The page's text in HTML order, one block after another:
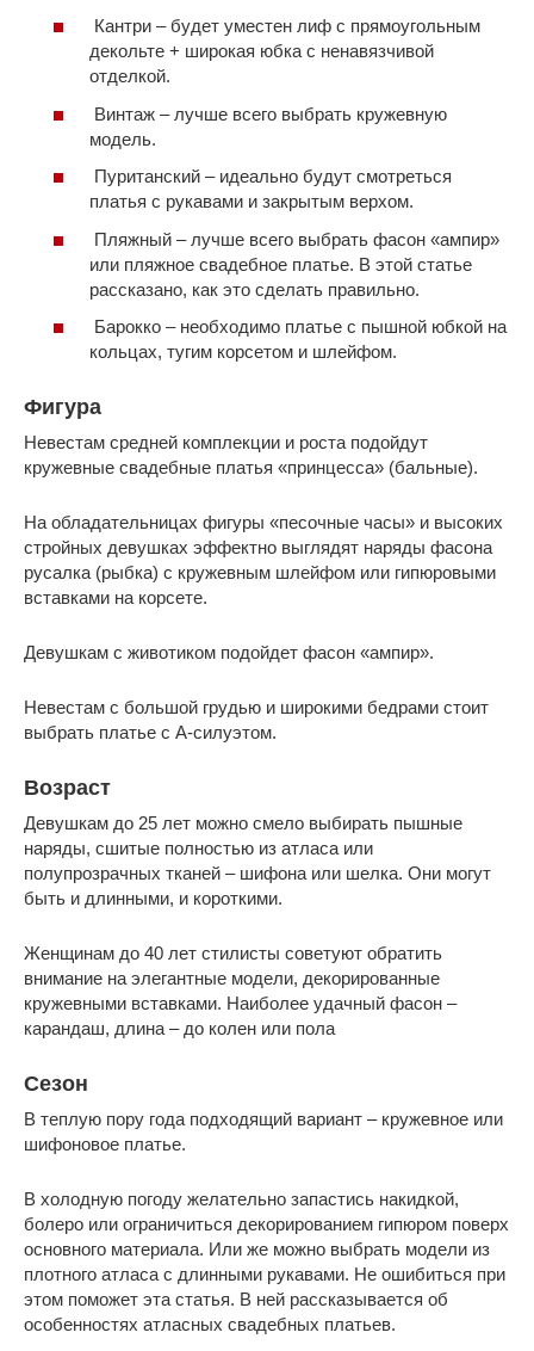
Кантри – будет уместен лиф с прямоугольным
декольте + широкая юбка с ненавязчивой
отделкой.
Винтаж – лучше всего выбрать кружевную
модель.
Пуританский – идеально будут смотреться
платья с рукавами и закрытым верхом.
Пляжный – лучше всего выбрать фасон «ампир»
или пляжное свадебное платье. В этой статье
рассказано, как это сделать правильно.
Барокко – необходимо платье с пышной юбкой на
кольцах, тугим корсетом и шлейфом.
Фигура
Невестам средней комплекции и роста подойдут
кружевные свадебные платья «принцесса» (бальные).
На обладательницах фигуры «песочные часы» и высоких
стройных девушках эффектно выглядят наряды фасона
русалка (рыбка) с кружевным шлейфом или гипюровыми
вставками на корсете.
Девушкам с животиком подойдет фасон «ампир».
Невестам с большой грудью и широкими бедрами стоит
выбрать платье с А-силуэтом.
Возраст
Девушкам до 25 лет можно смело выбирать пышные
наряды, сшитые полностью из атласа или
полупрозрачных тканей – шифона или шелка. Они могут
быть и длинными, и короткими.
Женщинам до 40 лет стилисты советуют обратить
внимание на элегантные модели, декорированные
кружевными вставками. Наиболее удачный фасон –
карандаш, длина – до колен или пола
Сезон
В теплую пору года подходящий вариант – кружевное или
шифоновое платье.
В холодную погоду желательно запастись накидкой,
болеро или ограничиться декорированием гипюром поверх
основного материала. Или же можно выбрать модели из
плотного атласа с длинными рукавами. Не ошибиться при
этом поможет эта статья. В ней рассказывается об
особенностях атласных свадебных платьев.